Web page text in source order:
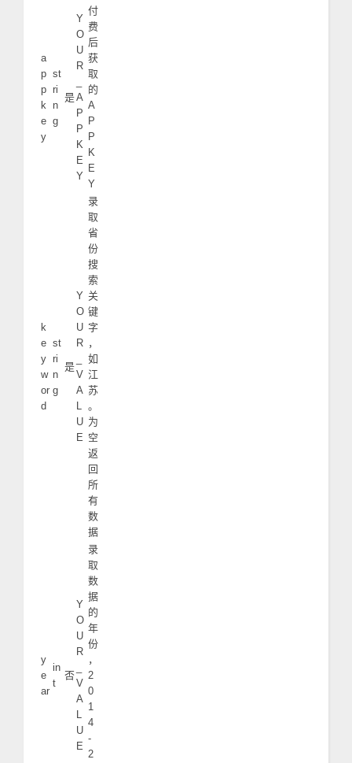
a
p
p
k
e
y
st
ri
n
g
是
Y
O
U
R
A
P
P
K
E
Y
付
费
后
获
取
的
A
P
P
K
E
Y
k
e
y
w
or
d
st
ri
n
g
是
Y
O
U
R
V
A
L
U
E
录
取
省
份
搜
索
关
键
字
，
如
江
苏
。
为
空
返
回
所
有
数
据
y
e
ar
in
t
否
Y
O
U
R
V
A
L
U
E
录
取
数
据
的
年
份
，
2
0
1
4
-
2